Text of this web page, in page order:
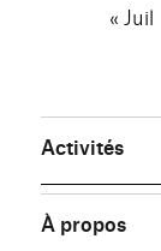
« Juil
Activités
À propos